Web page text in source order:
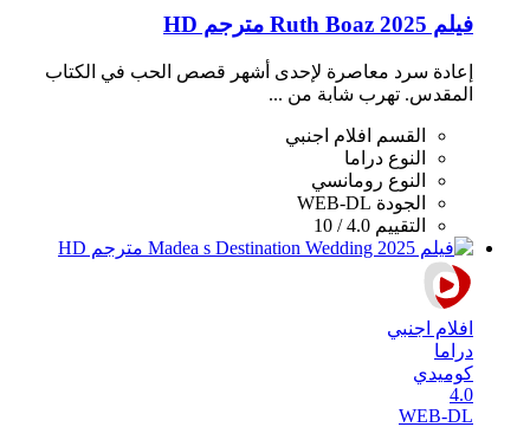
فيلم Ruth Boaz 2025 مترجم HD
إعادة سرد معاصرة لإحدى أشهر قصص الحب في الكتاب
المقدس. تهرب شابة من ...
القسم
افلام اجنبي
النوع دراما
النوع رومانسي
الجودة WEB-DL
التقييم 4.0 / 10
افلام اجنبي
دراما
كوميدي
4.0
WEB-DL